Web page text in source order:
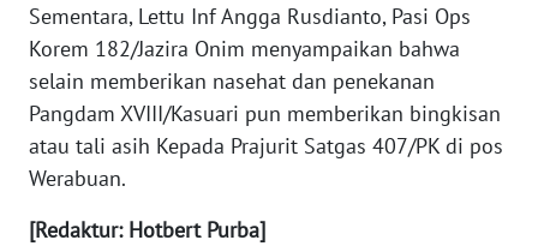
Sementara, Lettu Inf Angga Rusdianto, Pasi Ops
Korem 182/Jazira Onim menyampaikan bahwa
selain memberikan nasehat dan penekanan
Pangdam XVIII/Kasuari pun memberikan bingkisan
atau tali asih Kepada Prajurit Satgas 407/PK di pos
Werabuan.
[Redaktur: Hotbert Purba]
BENGKULU
WN
LAMPUNG
WN